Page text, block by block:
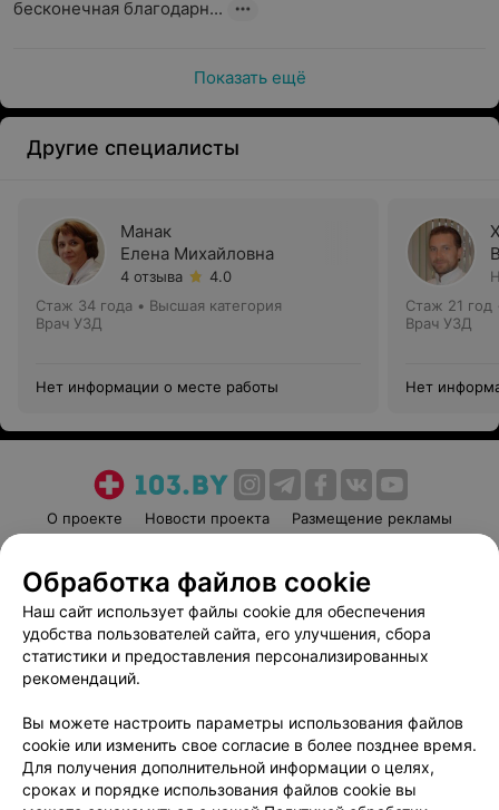
бесконечная благодарн...
Показать ещё
Другие специалисты
Манак
Елена Михайловна
4 отзыва
4.0
Стаж 34 года • Высшая категория
Врач УЗД
Нет информации о месте работы
Стаж 21 год
Врач УЗД
Нет
О проекте Новости проекта
Размещение рекламы
Пользовательское соглашение
Способы оплаты
Вакансии
Партнеры
Написать руководителю 103.by
Обработка персональных данных
Обработка файлов cookie
Наш сайт использует файлы cookie для обеспечения
удобства пользователей сайта, его улучшения, сбора
статистики и предоставления персонализированных
рекомендаций.
Вы можете настроить параметры использования файлов
cookie или изменить свое согласие в более позднее время.
Для получения дополнительной информации о целях,
сроках и порядке использования файлов cookie вы